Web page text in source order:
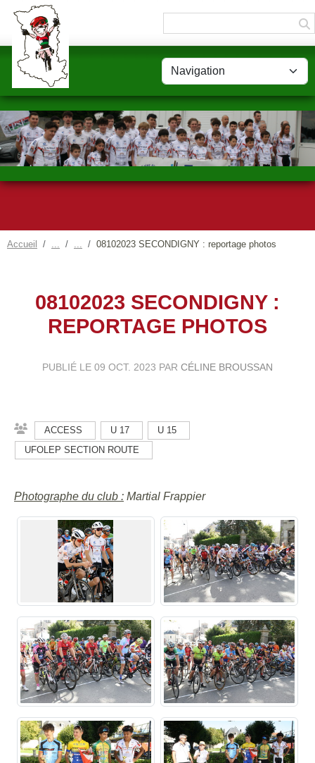
Accueil 08102023 SECONDIGNY : reportage photos
08102023 SECONDIGNY :
REPORTAGE PHOTOS
PUBLIÉ LE 09 OCT. 2023 PAR CÉLINE BROUSSAN
ACCESS U 17
U 15
UFOLEP SECTION ROUTE
Photographe du club : Martial Frappier
Panneau de gestion des cookies